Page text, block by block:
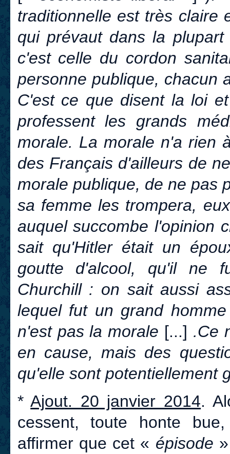
traditionnelle est très claire
qui prévaut dans la
c'est celle du cordon
personne publique, chacun
C'est ce que disent la loi
professent les grands
morale. La morale n'a rien
des Français d'ailleurs de
morale publique, de ne pas
sa femme les trompera,
auquel succombe l'opinion
sait qu'Hitler était un
goutte d'alcool, qu'il ne
Churchill : on sait aussi
lequel fut un grand
n'est pas la morale [...] .Ce
en cause, mais des
qu'elle sont potentiellement
*Ajout. 20 janvier 2014.
cessent, toute honte
affirmer que cet « épisode